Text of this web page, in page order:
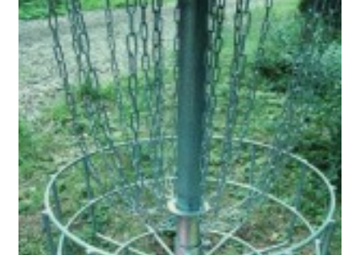
Tegevused
Dresiinisõidud
Ekskursioonid
Jalgsimatk
Matkarajad
Orienteerumine